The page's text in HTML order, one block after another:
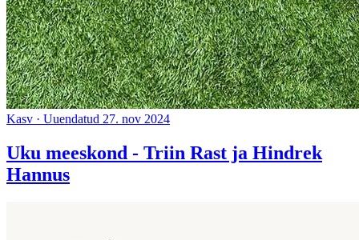
Kasv · Uuendatud 27. nov 2024
Uku meeskond - Triin Rast ja Hindrek
Hannus